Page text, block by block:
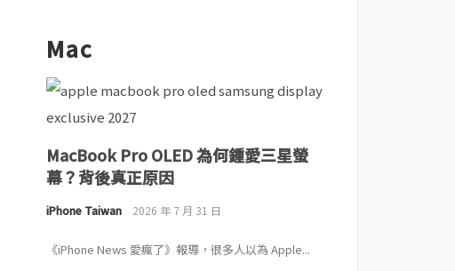
Mac
MacBook Pro OLED 為何鍾愛三星螢
幕？背後真正原因
iPhone Taiwan 2026 年 7 月 31 日
《iPhone News 愛瘋了》報導，很多人以為 Apple...